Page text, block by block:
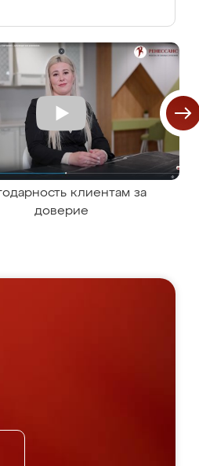
клиентам за
доверие